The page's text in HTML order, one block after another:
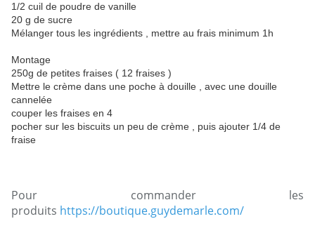
1/2 cuil de poudre de vanille
20 g de sucre
Mélanger tous les ingrédients , mettre au frais minimum 1h
Montage
250g de petites fraises ( 12 fraises )
Mettre le crème dans une poche à douille , avec une douille
cannelée
couper les fraises en 4
pocher sur les biscuits un peu de crème , puis ajouter 1/4 de
fraise
Pour commander les
produits https://boutique.guydemarle.com/